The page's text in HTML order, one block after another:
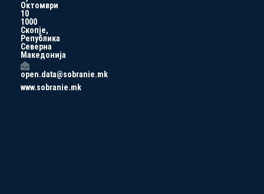
Октомври
10
1000
Скопје,
Република
Северна
Македонија
open.data@sobranie.mk
www.sobranie.mk